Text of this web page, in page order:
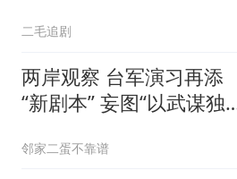
二毛追剧
两岸观察 台军演习再添
“新剧本” 妄图“以武谋独”
邻家二蛋不靠谱